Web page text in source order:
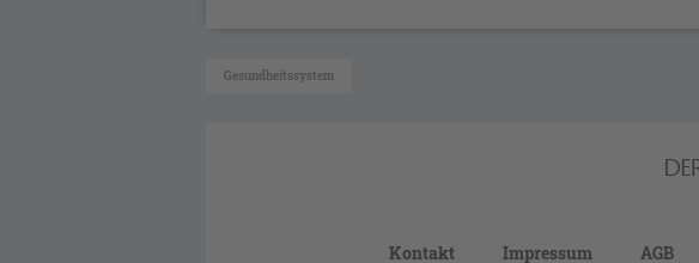
Gesundheitssystem
Kontakt Impressum AGB